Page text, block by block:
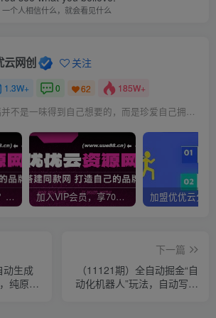
一个人相信什么，就会看见什么
云网创 关注
1.3W+ 0 62 185W+
幸福并不是一味得到自己想要的，而是珍爱自己拥有的
你还在到处找项目？还在当韭菜？我靠网创资源站一个月收入5万+，曾经我也是个失败者。 加入VIP会员，享70%的推广提成，免费学习多种网上创业课程，菜鸟秒变大神！
动生成
纯原创
下一篇
（11121期）全自动掘金“自
动化机器人”玩法，自动写作